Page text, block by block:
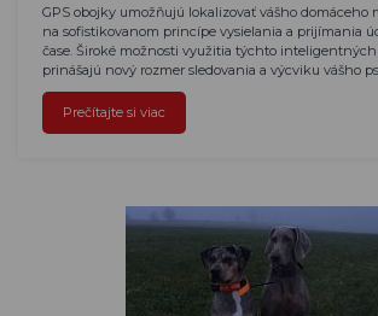
GPS obojky umožňujú lokalizovať vášho domáceho
na sofistikovanom princípe vysielania a prijímania
čase. Široké možnosti využitia týchto
prinášajú nový rozmer sledovania a výcviku vášho
Prečítajte si viac